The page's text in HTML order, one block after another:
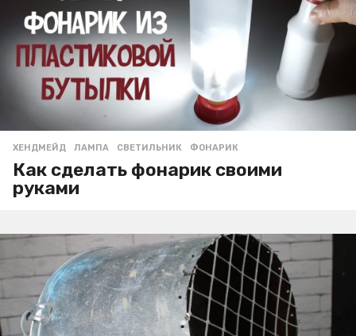
ХЕНДМЕЙД ЛАМПА ,СВЕТИЛЬНИК ,ФОНАРИК
Как сделать фонарик своими
руками